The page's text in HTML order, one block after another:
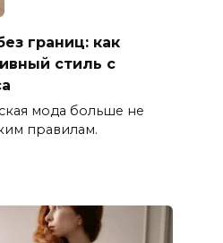
границ: как
стиль с
мода больше не
правилам.